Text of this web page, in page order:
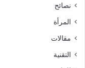
نصائح
المرأة
مقالات
التقنية